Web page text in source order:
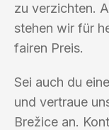
zu verzichten.
stehen wir für
fairen Preis.
Sei auch du
und vertraue
Brežice an.